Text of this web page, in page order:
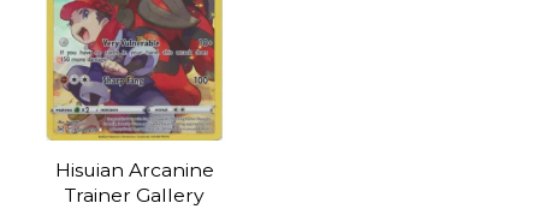
Hisuian Arcanine
Trainer Gallery